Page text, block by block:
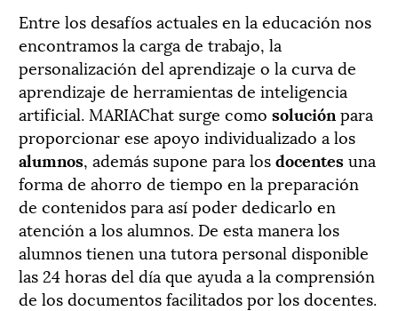
Entre los desafíos actuales en la educación nos
encontramos la carga de trabajo, la
personalización del aprendizaje o la curva de
aprendizaje de herramientas de inteligencia
artificial. MARIAChat surge como solución para
proporcionar ese apoyo individualizado a los
alumnos, además supone para losdocentesuna
forma de ahorro de tiempo en la preparación
de contenidos para así poder dedicarlo en
atención a los alumnos. De esta manera los
alumnos tienen una tutora personal disponible
las 24 horas del día que ayuda a la comprensión
de los documentos facilitados por los docentes.